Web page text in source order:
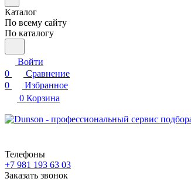
Каталог
По всему сайту
По каталогу
Войти
0
Сравнение
0
Избранное
0 Корзина
Телефоны
+7 981 193 63 03
Заказать звонок